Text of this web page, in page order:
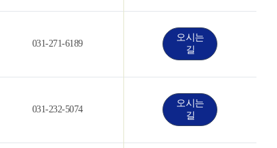
031-271-6189
오시는
길
031-232-5074
오시는
길